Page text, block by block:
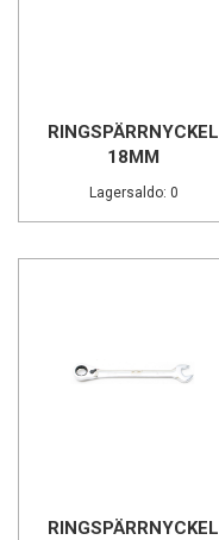
RINGSPÄRRNYCKEL
18MM
Lagersaldo: 0
RINGSPÄRRNYCKEL